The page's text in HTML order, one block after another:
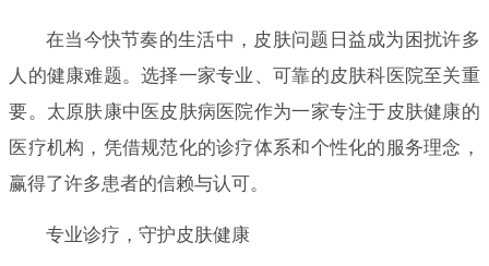
在当今快节奏的生活中，皮肤问题日益成为困扰许多
人的健康难题。选择一家专业、可靠的皮肤科医院至关重
要。太原肤康中医皮肤病医院作为一家专注于皮肤健康的
医疗机构，凭借规范化的诊疗体系和个性化的服务理念，
赢得了许多患者的信赖与认可。
专业诊疗，守护皮肤健康